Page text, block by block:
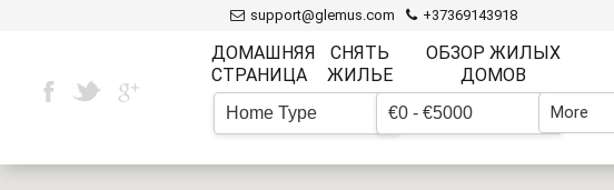
support@glemus.com +37369143918
ДОМАШНЯЯ
СТРАНИЦА
СНЯТЬ
ЖИЛЬЕ
ОБЗОР ЖИЛЫХ
ДОМОВ
Home Type ▼€0 - €5000 More